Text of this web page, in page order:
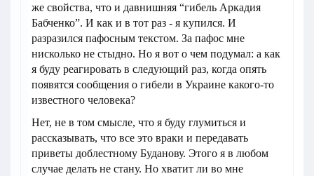
же свойства, что и давнишняя “гибель Аркадия
Бабченко”. И как и в тот раз - я купился. И
разразился пафосным текстом. За пафос мне
нисколько не стыдно. Но я вот о чем подумал: а как
я буду реагировать в следующий раз, когда опять
появятся сообщения о гибели в Украине какого-то
известного человека?
Нет, не в том смысле, что я буду глумиться и
рассказывать, что все это враки и передавать
приветы доблестному Буданову. Этого я в любом
случае делать не стану. Но хватит ли во мне